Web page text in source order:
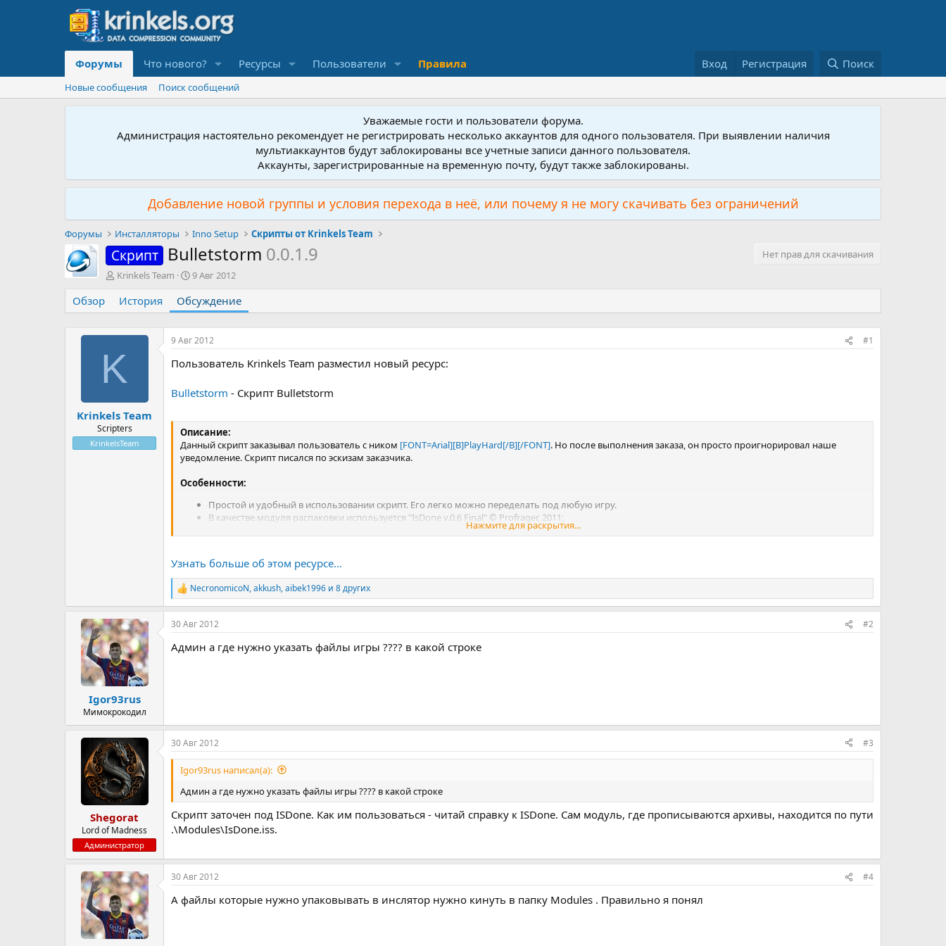
Форумы Что нового? Ресурсы Пользователи Правила Вход Регистрация Поиск
Новые сообщения Поиск сообщений
Уважаемые гости и пользователи форума.
Администрация настоятельно рекомендует не регистрировать несколько аккаунтов для одного пользователя. При выявлении наличия
мультиаккаунтов будут заблокированы все учетные записи данного пользователя.
Аккаунты, зарегистрированные на временную почту, будут также заблокированы.
Добавление новой группы и условия перехода в неё, или почему я не могу скачивать без ограничений
Форумы Инсталляторы Inno Setup Скрипты от Krinkels Team
Скрипт Bulletstorm 0.0.1.9
Нет прав для скачивания
А
т
о
т
м
ы
Krinkels Team
Д
т
а
н
а
ч
а
а
9 Авг 2012
Обзор История Обсуждение
K
Krinkels Team
Scripters
KrinkelsTeam
9 Авг 2012 #1
Пользователь Krinkels Team разместил новый ресурс:
Bulletstorm - Скрипт Bulletstorm
Описание:
Данный скрипт заказывал пользователь с ником [FONT=Arial][B]PlayHard[/B][/FONT]. Но после выполнения заказа, он просто проигнорировал наше
уведомление. Скрипт писался по эскизам заказчика.
Особенности:
Простой и удобный в использовании скрипт. Его легко можно переделать под любую игру.
В качестве модуля распаковки используется "IsDone v.0.6 Final" © Profrager, 2011;
Нажмите для раскрытия...
Узнать больше об этом ресурсе...
Р
е
а
к
и
NecronomicoN,akkush,aibek1996 и 8 других
Igor93rus
Мимокрокодил
30 Авг 2012 #2
Админ а где нужно указать файлы игры ???? в какой строке
Shegorat
Lord of Madness
Администратор
30 Авг 2012 #3
Igor93rus написал(а):
Админ а где нужно указать файлы игры ???? в какой строке
Скрипт заточен под ISDone. Как им пользоваться - читай справку к ISDone. Сам модуль, где прописываются архивы, находится по пути
.\Modules\IsDone.iss.
30 Авг 2012 #4
А файлы которые нужно упаковывать в инслятор нужно кинуть в папку Modules . Правильно я понял